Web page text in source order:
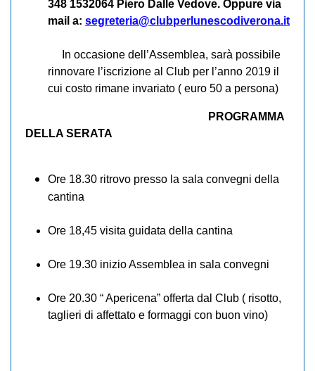
348 1532064 Piero Dalle Vedove. Oppure via
mail a: segreteria@clubperlunescodiverona.it
In occasione dell’Assemblea, sarà possibile
rinnovare l’iscrizione al Club per l’anno 2019 il
cui costo rimane invariato ( euro 50 a persona)
PROGRAMMA
DELLA SERATA
Ore 18.30 ritrovo presso la sala convegni della
cantina
Ore 18,45 visita guidata della cantina
Ore 19.30 inizio Assemblea in sala convegni
Ore 20.30 “ Apericena” offerta dal Club ( risotto,
taglieri di affettato e formaggi con buon vino)